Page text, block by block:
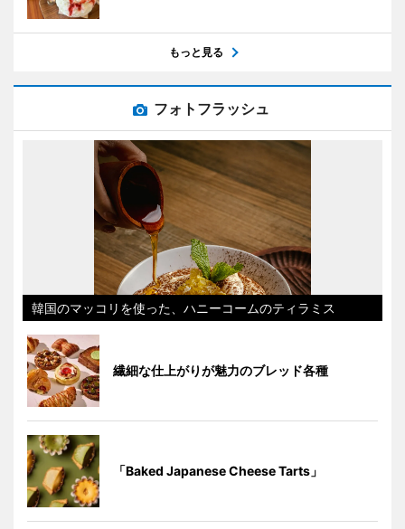
もっと見る
フォトフラッシュ
韓国のマッコリを使った、ハニーコームのティラミス
繊細な仕上がりが魅力のブレッド各種
「Baked Japanese Cheese Tarts」